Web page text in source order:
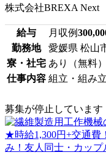
株式会社BREXA Next
給与 月収例
勤務地
愛媛県 松山
寮・社宅 あり（無料）
仕事内容 組立・組み
募集が停止しています